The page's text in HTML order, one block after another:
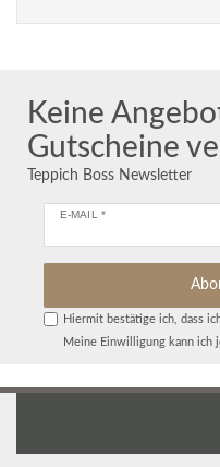
Keine
Gutscheine
Teppich Boss Newsletter
E-MAIL *
Hiermit bestätige ich, dass
Meine Einwilligung kann ich